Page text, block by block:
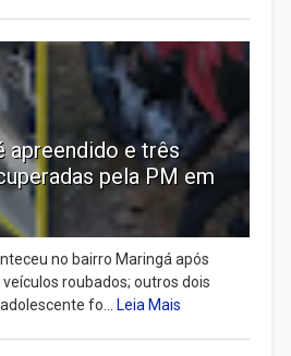
apreendido e três
pela PM em
no bairro Maringá após
roubados; outros dois
fo... Leia Mais